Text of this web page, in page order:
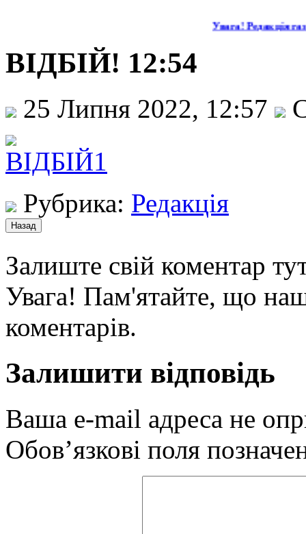
Увага! Редакція
ВІДБІЙ! 12:54
25 Липня 2022, 12:57
Рубрика: Редакція
Залиште свій коментар
Увага! Пам'ятайте, що
коментарів.
Залишити відповідь
Ваша e-mail адреса не
Обов’язкові поля